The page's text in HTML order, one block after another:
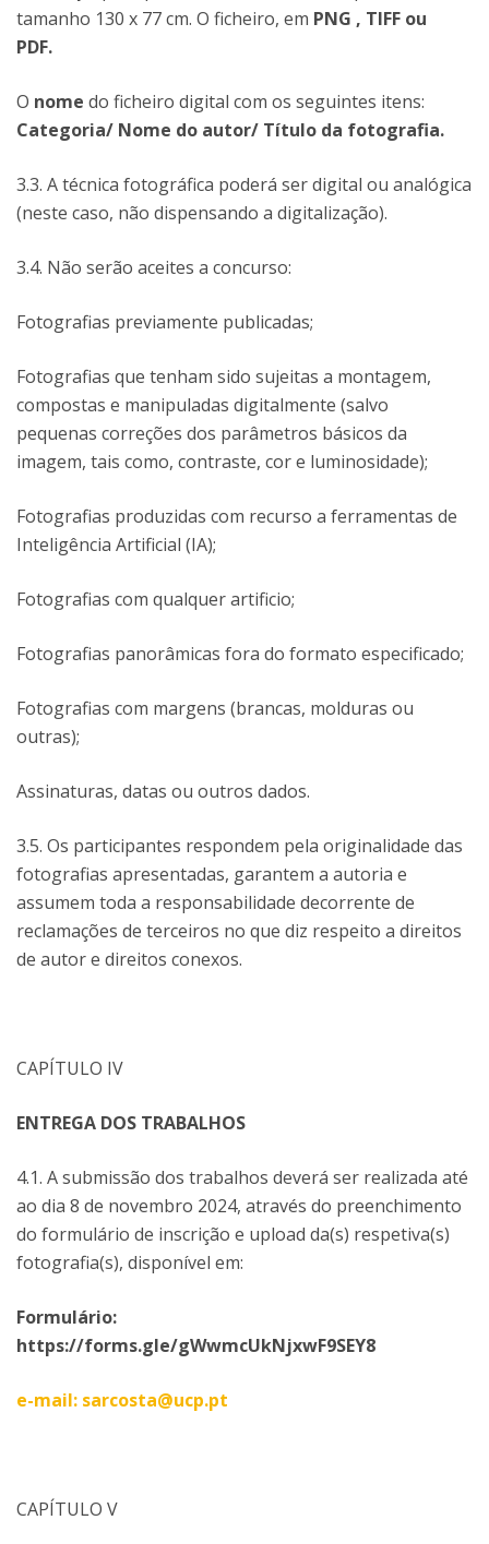
tamanho 130 x 77 cm. O ficheiro, em PNG , TIFF ou
PDF.
O nome do ficheiro digital com os seguintes itens:
Categoria/ Nome do autor/ Título da fotografia.
3.3. A técnica fotográfica poderá ser digital ou analógica
(neste caso, não dispensando a digitalização).
3.4. Não serão aceites a concurso:
Fotografias previamente publicadas;
Fotografias que tenham sido sujeitas a montagem,
compostas e manipuladas digitalmente (salvo
pequenas correções dos parâmetros básicos da
imagem, tais como, contraste, cor e luminosidade);
Fotografias produzidas com recurso a ferramentas de
Inteligência Artificial (IA);
Fotografias com qualquer artificio;
Fotografias panorâmicas fora do formato especificado;
Fotografias com margens (brancas, molduras ou
outras);
Assinaturas, datas ou outros dados.
3.5. Os participantes respondem pela originalidade das
fotografias apresentadas, garantem a autoria e
assumem toda a responsabilidade decorrente de
reclamações de terceiros no que diz respeito a direitos
de autor e direitos conexos.
CAPÍTULO IV
ENTREGA DOS TRABALHOS
4.1. A submissão dos trabalhos deverá ser realizada até
ao dia 8 de novembro 2024, através do preenchimento
do formulário de inscrição e upload da(s) respetiva(s)
fotografia(s), disponível em:
Formulário:
https://forms.gle/gWwmcUkNjxwF9SEY8
e-mail: sarcosta@ucp.pt
CAPÍTULO V